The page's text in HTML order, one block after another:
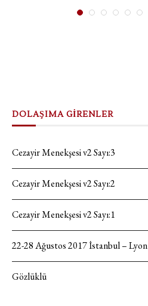
DOLAŞIMA GİRENLER
Cezayir Menekşesi v2 Sayı:3
Cezayir Menekşesi v2 Sayı:2
Cezayir Menekşesi v2 Sayı:1
22-28 Ağustos 2017 İstanbul – Lyon
Gözlüklü